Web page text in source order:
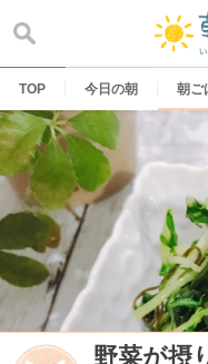
content
TOP 今日の朝 朝ご
野菜が摂